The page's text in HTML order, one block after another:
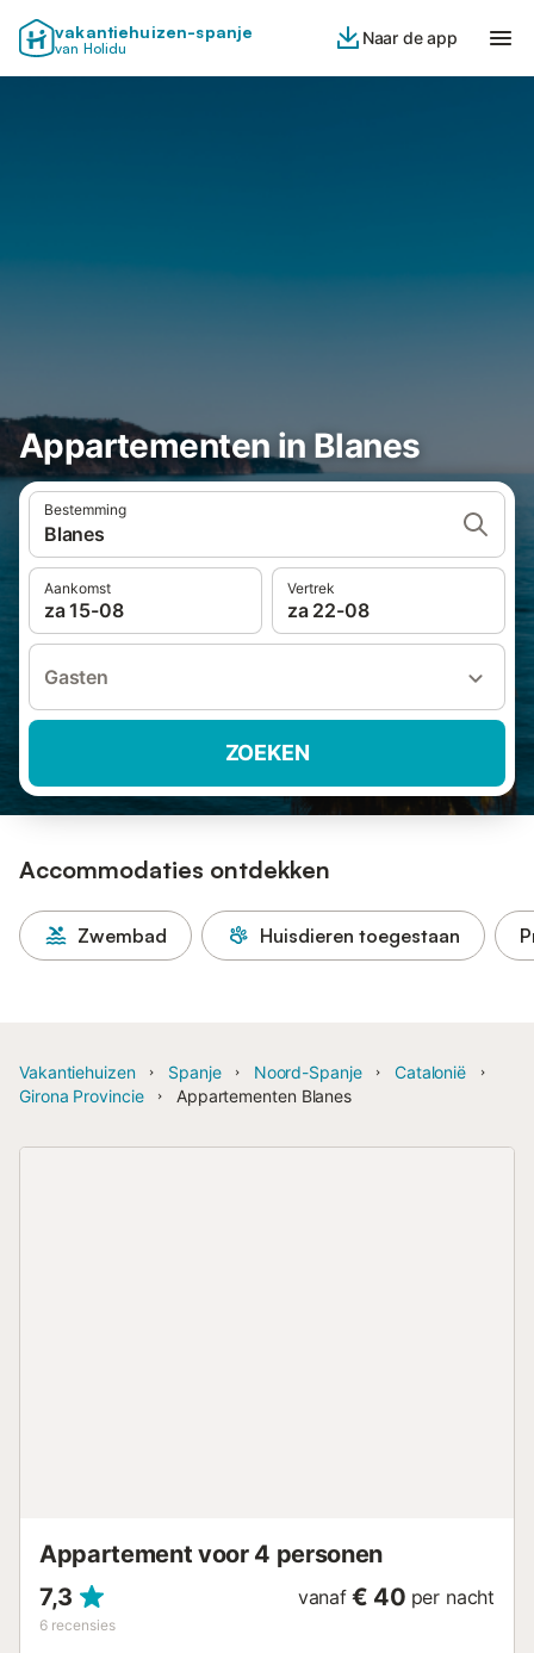
vakantiehuizen-spanje
van Holidu
Naar de app
Appartementen in Blanes
Bestemming
Blanes
Aankomst
za 15-08
Vertrek
za 22-08
Gasten
ZOEKEN
Accommodaties ontdekken
Zwembad Huisdieren toegestaan
Vakantiehuizen Spanje Noord-Spanje
Catalonië
Girona Provincie
Appartementen Blanes
Appartement voor 4 personen
7,3
6 recensies
vanaf € 40 per nacht